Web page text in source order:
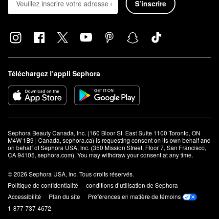
S’inscrire
Téléchargez l’appli Sephora
Sephora Beauty Canada, Inc. (160 Bloor St. East Suite 1100 Toronto, ON
M4W 1B9 | Canada, sephora.ca) is requesting consent on its own behalf and
on behalf of Sephora USA, Inc. (350 Mission Street, Floor 7, San Francisco,
CA 94105, sephora.com). You may withdraw your consent at any time.
© 2026 Sephora USA, Inc. Tous droits réservés.
Politique de confidentialité
conditions d’utilisation de Sephora
Accessibilité
Plan du site
Préférences en matière de témoins
1-877-737-4672